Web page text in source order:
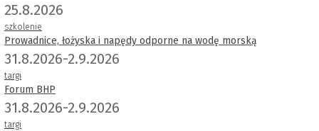
25.8.2026
szkolenie
Prowadnice, łożyska i napędy odporne na wodę morską
31.8.2026-2.9.2026
targi
Forum BHP
31.8.2026-2.9.2026
targi